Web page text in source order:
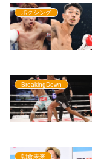
ボクシング
BreakingDown
朝倉未来